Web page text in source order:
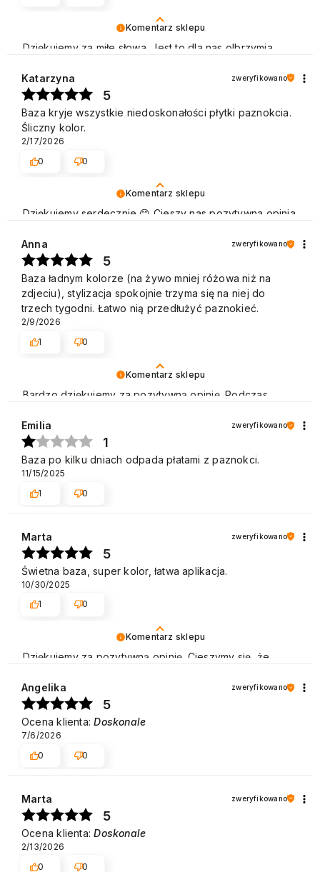
Komentarz sklepu
Dziękujemy za miłe słowa. Jest to dla nas olbrzymia
Komentarz sklepu
Dziękujemy serdecznie 😊 Cieszy nas pozytywna opinia
zakupu. Pozdrawiamy
Katarzyna zweryfikowano
5
Baza kryje wszystkie niedoskonałości płytki paznokcia.
Śliczny kolor.
2/17/2026
0
0
Komentarz sklepu
Bardzo dziękujemy za pozytywną opinię. Podczas
Klienta. Cieszymy się, że spełniliśmy Pani oczekiwania.
Zapraszamy do ponownego skorzystania z naszej
oferty. Pozdrawiamy
Anna zweryfikowano
5
Baza ładnym kolorze (na żywo mniej różowa niż na
zdjeciu), stylizacja spokojnie trzyma się na niej do
trzech tygodni. Łatwo nią przedłużyć paznokieć.
2/9/2026
1
0
Emilia zweryfikowano
1
Baza po kilku dniach odpada płatami z paznokci.
11/15/2025
1
0
Komentarz sklepu
Dziękujemy za pozytywną opinię. Cieszymy się, że
ponownych zakupów w naszym sklepie. Pozdrawiamy
Marta zweryfikowano
5
Świetna baza, super kolor, łatwa aplikacja.
10/30/2025
1
0
Angelika zweryfikowano
5
Ocena klienta:Doskonale
7/6/2026
0
0
Marta zweryfikowano
5
Ocena klienta:Doskonale
2/13/2026
0
0